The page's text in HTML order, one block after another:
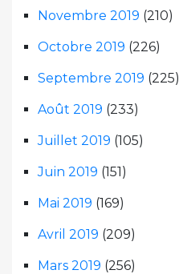
Novembre 2019 (210)
Octobre 2019 (226)
Septembre 2019 (225)
Août 2019 (233)
Juillet 2019 (105)
Juin 2019 (151)
Mai 2019 (169)
Avril 2019 (209)
Mars 2019 (256)